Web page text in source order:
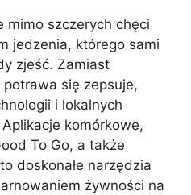
mimo szczerych chęci
jedzenia, którego sami
zjeść. Zamiast
się zepsuje,
i lokalnych
komórkowe,
To Go, a także
doskonałe narzędzia
żywności na